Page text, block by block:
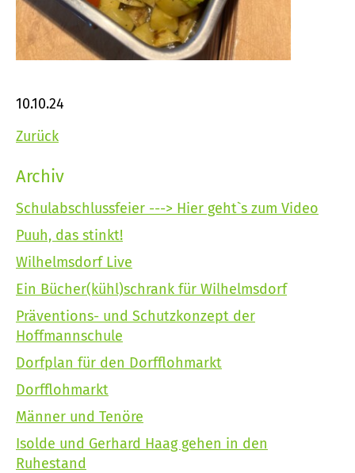
10.10.24
Zurück
Archiv
Schulabschlussfeier ---> Hier geht`s zum Video
Puuh, das stinkt!
Wilhelmsdorf Live
Ein Bücher(kühl)schrank für Wilhelmsdorf
Präventions- und Schutzkonzept der
Hoffmannschule
Dorfplan für den Dorfflohmarkt
Dorfflohmarkt
Männer und Tenöre
Isolde und Gerhard Haag gehen in den
Ruhestand